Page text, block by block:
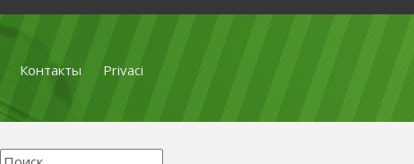
Контакты
Privaci